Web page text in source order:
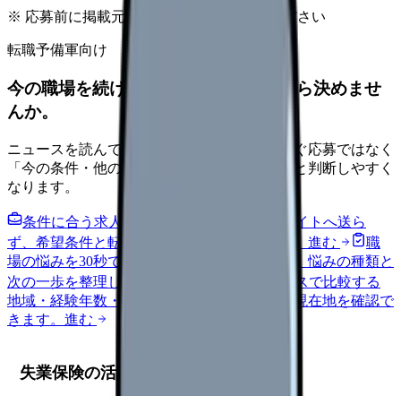
※ 応募前に掲載元の最新情報を確認してください
転職予備軍向け
今の職場を続けるか、条件を比べてから決めませ
んか。
ニュースを読んで不安が強くなった時は、すぐ応募ではなく
「今の条件・他の選択肢・相談先」を分けると判断しやすく
なります。
条件に合う求人通知を受け取る
外部転職サイトへ送ら
ず、希望条件と転職時期を自社で預かります。 進む
職
場の悩みを30秒で診断
辞めるべきか迷う前に、悩みの種類と
次の一歩を整理します。
給料コンパスで比較する
地域・経験年数・施設形態から、今の給料の現在地を確認で
きます。 進む
失業保険の活用